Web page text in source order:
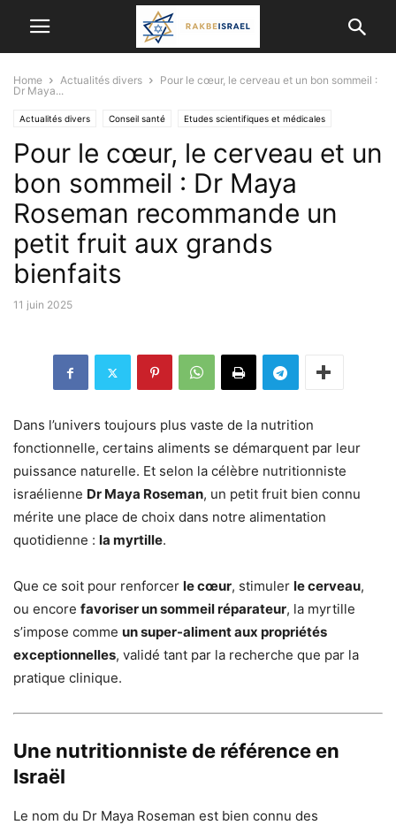
Home Actualités divers
Pour le cœur, le cerveau et un bon sommeil :
Dr Maya...
Actualités divers Conseil santé Etudes scientifiques et médicales
Médecine Alternative VIE EN ISRAËL
Pour le cœur, le cerveau et un
bon sommeil : Dr Maya
Roseman recommande un
petit fruit aux grands
bienfaits
11 juin 2025
Dans l’univers toujours plus vaste de la nutrition
fonctionnelle, certains aliments se démarquent par leur
puissance naturelle. Et selon la célèbre nutritionniste
israélienne Dr Maya Roseman, un petit fruit bien connu
mérite une place de choix dans notre alimentation
quotidienne : la myrtille.
Que ce soit pour renforcer le cœur, stimuler le cerveau,
ou encore favoriser un sommeil réparateur, la myrtille
s’impose comme un super-aliment aux propriétés
exceptionnelles, validé tant par la recherche que par la
pratique clinique.
Une nutritionniste de référence en
Israël
Le nom du Dr Maya Roseman est bien connu des